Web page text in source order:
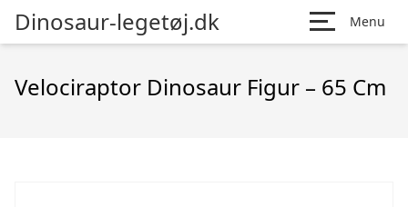
Dinosaur-legetøj.dk Menu
Velociraptor Dinosaur Figur – 65 Cm